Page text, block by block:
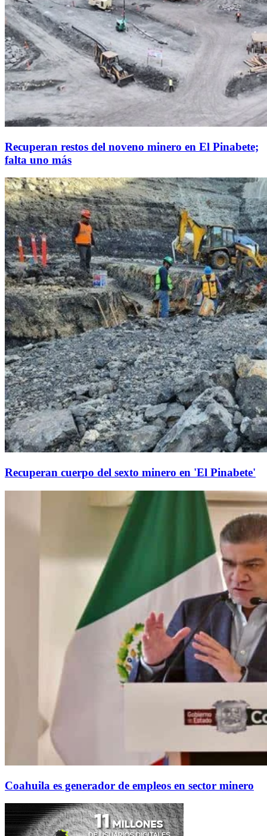
Recuperan restos del noveno minero en El Pinabete;
falta uno más
Recuperan cuerpo del sexto minero en 'El Pinabete'
Coahuila es generador de empleos en sector minero